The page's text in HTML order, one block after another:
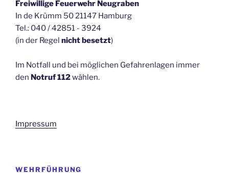
Freiwillige Feuerwehr Neugraben
In de Krümm 50 21147 Hamburg
Tel.: 040 / 42851 - 3924
(in der Regel nicht besetzt)
Im Notfall und bei möglichen Gefahrenlagen immer
den Notruf 112wählen.
Impressum
WEHRFÜHRUNG